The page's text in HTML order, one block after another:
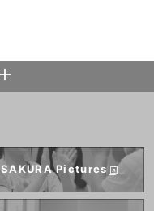
SAKURAPictures